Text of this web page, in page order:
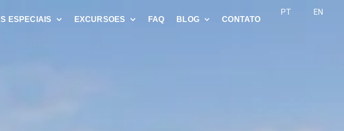
ESPECIAIS EXCURSOES FAQ BLOG CONTATO
PT EN